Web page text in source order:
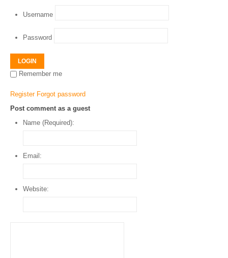
Username
Password
LOGIN
Remember me
Register Forgot password
Post comment as a guest
Name (Required):
Email:
Website: